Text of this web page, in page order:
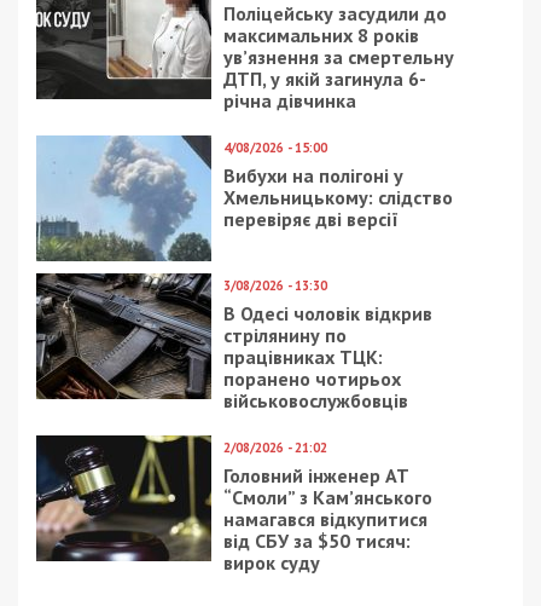
Поліцейську засудили до
максимальних 8 років
ув’язнення за смертельну
ДТП, у якій загинула 6-
річна дівчинка
4/08/2026 - 15:00
Вибухи на полігоні у
Хмельницькому: слідство
перевіряє дві версії
3/08/2026 - 13:30
В Одесі чоловік відкрив
стрілянину по
працівниках ТЦК:
поранено чотирьох
військовослужбовців
2/08/2026 - 21:02
Головний інженер АТ
“Смоли” з Кам’янського
намагався відкупитися
від СБУ за $50 тисяч:
вирок суду